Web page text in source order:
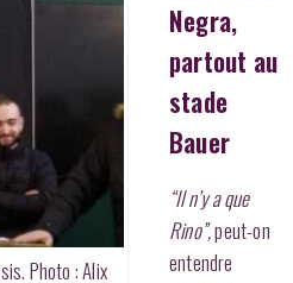
Photo : Alix
Negra,
partout au
stade
Bauer
“Il n’y a que
Rino”,peut-on
entendre